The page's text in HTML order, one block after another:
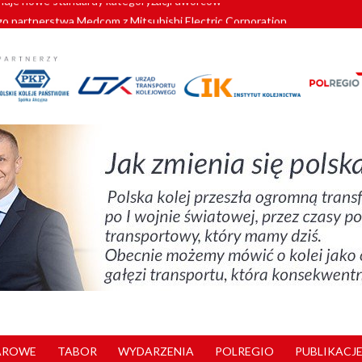
partnerstwa Medcom z Mitsubishi Electric Corporation
znów szuka dostawcy nowych EZT
kolejowych w północnej Wielkopolsce. Łatwiejsze dojazdy do pracy i
nowe standardy kategoryzacji dworców
TABOR WYDARZENIA POLREGIO